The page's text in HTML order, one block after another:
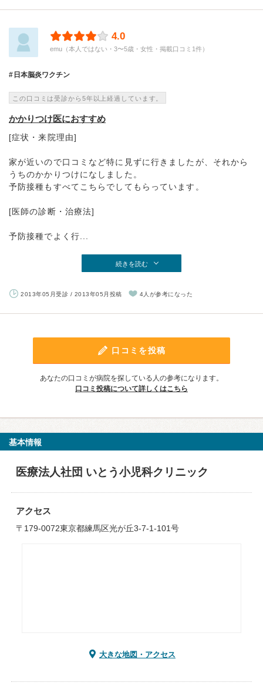
4.0
emu（本人ではない・3〜5歳・女性・掲載口コミ1件）
日本脳炎ワクチン
この口コミは受診から5年以上経過しています。
かかりつけ医におすすめ
[症状・来院理由]
家が近いので口コミなど特に見ずに行きましたが、それから
うちのかかりつけになしました。
予防接種もすべてこちらでしてもらっています。
[医師の診断・治療法]
予防接種でよく行...
続きを読む
2013年05月受診 / 2013年05月投稿 4人が参考になった
口コミを投稿
あなたの口コミが病院を探している人の参考になります。
口コミ投稿について詳しくはこちら
基本情報
医療法人社団 いとう小児科クリニック
アクセス
〒179-0072東京都練馬区光が丘3-7-1-101号
大きな地図・アクセス